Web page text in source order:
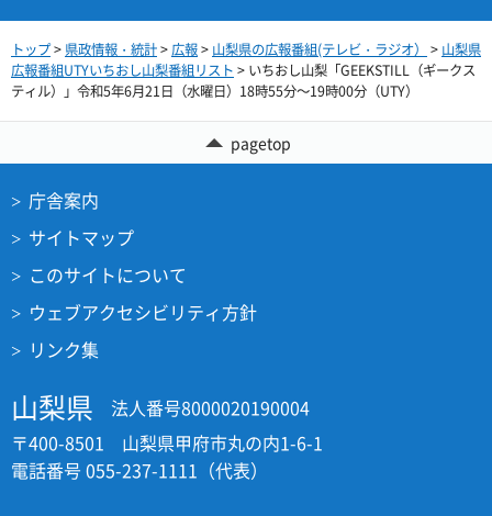
トップ> 県政情報・統計>広報> 山梨県の広報番組(テレビ・ラジオ） > 山梨県
広報番組UTYいちおし山梨番組リスト > いちおし山梨「GEEKSTILL（ギークス
ティル）」令和5年6月21日（水曜日）18時55分～19時00分（UTY）
pagetop
庁舎案内
サイトマップ
このサイトについて
ウェブアクセシビリティ方針
リンク集
山梨県
法人番号8000020190004
〒400-8501 山梨県甲府市丸の内1-6-1
電話番号 055-237-1111（代表）